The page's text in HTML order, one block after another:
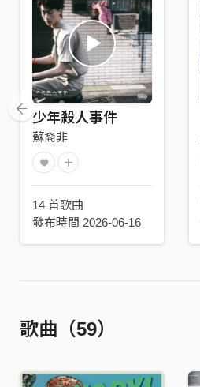
少年殺人事件
蘇裔非
14 首歌曲
發布時間 2026-06-16
歌曲（59）